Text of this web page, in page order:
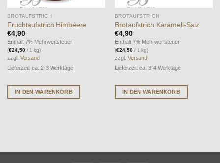
BROTAUFSTRICH
Fruchtaufstrich Himbeere
€4,90
Enthält 7% Mehrwertsteuer
(€24,50/ 1 kg)
zzgl. Versand
Lieferzeit: ca. 2-3 Werktage
IN DEN WARENKORB
BROTAUFSTRICH
Brotaufstrich Karamell-Salz
€4,90
Enthält 7% Mehrwertsteuer
(€24,50/ 1 kg)
zzgl. Versand
Lieferzeit: ca. 3-4 Werktage
IN DEN WARENKORB